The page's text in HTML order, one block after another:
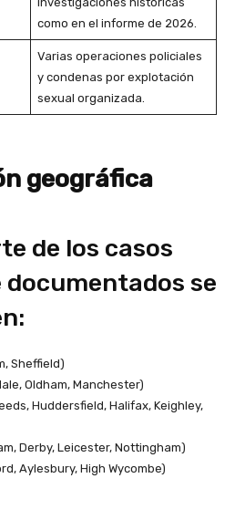
como en el informe de 2026.
Varias operaciones policiales
y condenas por explotación
sexual organizada.
geográfica
de los casos
se
Sheffield)
Oldham, Manchester)
Huddersfield, Halifax, Keighley,
Derby, Leicester, Nottingham)
Aylesbury, High Wycombe)